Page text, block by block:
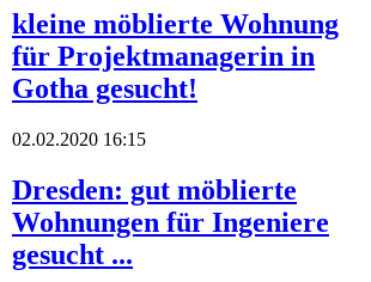
kleine möblierte Wohnung
für Projektmanagerin in
Gotha gesucht!
02.02.2020 16:15
Dresden: gut möblierte
Wohnungen für Ingeniere
gesucht ...